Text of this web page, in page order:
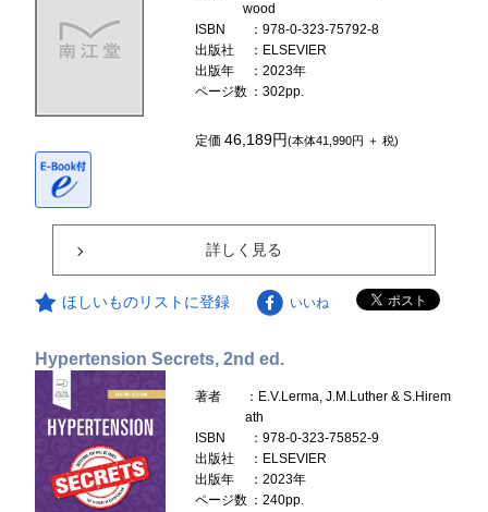
wood
ISBN
：978-0-323-75792-8
出版社
：ELSEVIER
出版年
：2023年
ページ数 ：302pp.
定価46,189円(本体41,990円 ＋ 税)
詳しく見る
ほしいものリストに登録 いいね
Hypertension Secrets, 2nd ed.
著者
：E.V.Lerma, J.M.Luther & S.Hirem
ath
ISBN
：978-0-323-75852-9
出版社
：ELSEVIER
出版年
：2023年
ページ数 ：240pp.